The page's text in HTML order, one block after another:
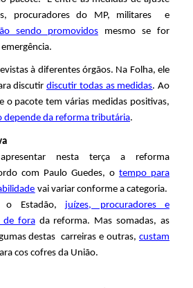
procuradores do MP, militares e
sendo promovidos mesmo se for
à diferentes órgãos. Na Folha, ele
discutirdiscutir todas as medidas. Ao
o pacote tem várias medidas positivas,
depende da reforma tributária.
nesta terça a reforma
com Paulo Guedes, o tempo para
vai variar conforme a categoria.
o Estadão, juízes, procuradores e
de forada reforma. Mas somadas, as
destas carreiras e outras, custam
cos cofres da União.